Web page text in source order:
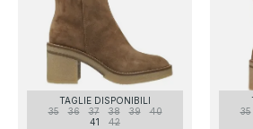
TAGLIE DISPONIBILI
35
36 37 38 39
40
41
42
35